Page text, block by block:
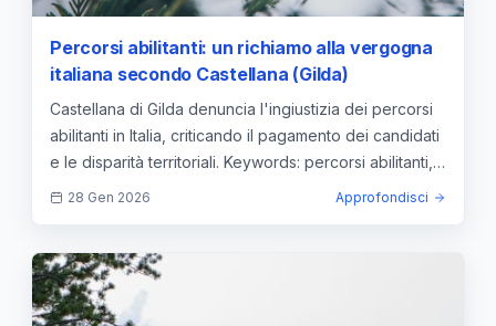
Percorsi abilitanti: un richiamo alla vergogna
italiana secondo Castellana (Gilda)
Castellana di Gilda denuncia l'ingiustizia dei percorsi
abilitanti in Italia, criticando il pagamento dei candidati
e le disparità territoriali. Keywords: percorsi abilitanti,
Castellana Gilda, formazione insegnanti, disparità
28 Gen 2026 Approfondisci